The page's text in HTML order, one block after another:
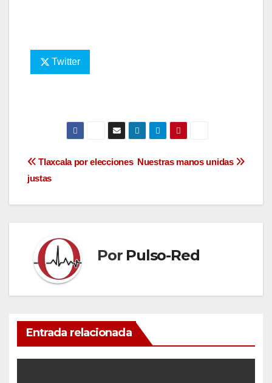
Twitter
Navegación
de
Nuestras manos unidas
Tlaxcala por elecciones
justas
Por Pulso-Red
Entrada relacionada